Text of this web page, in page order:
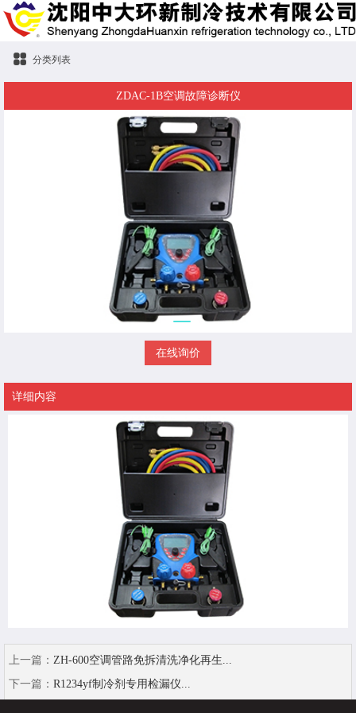
分类列表
ZDAC-1B空调故障诊断仪
在线询价
详细内容
上一篇： ZH-600空调管路免拆清洗净化再生...
下一篇： R1234yf制冷剂专用检漏仪...